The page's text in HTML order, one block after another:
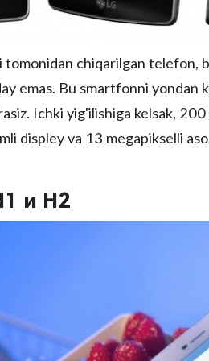
tomonidan chiqarilgan telefon,
emas. Bu smartfonni yondan
Ichki yig'ilishiga kelsak,
displey va 13 megapikselli
и H2